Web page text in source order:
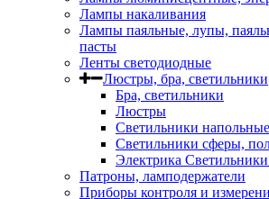
Лампы накаливания
Лампы паяльные, лупы,
пасты
Ленты светодиодные
Люстры, бра, светильники
Бра, светильники
Люстры
Светильники
Светильники сферы,
Электрика
Патроны, ламподержатели
Приборы контроля и